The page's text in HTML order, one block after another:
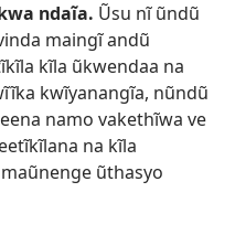
ndaĩa. Ũsu nĩ ũndũ
maingĩ andũ
kĩla ũkwendaa na
kwĩyanangĩa, nũndũ
namo vakethĩwa ve
na kĩla
ũthasyo